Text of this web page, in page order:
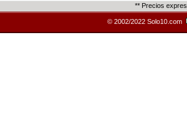
** Precios
© 2002/2022 Solo10.com